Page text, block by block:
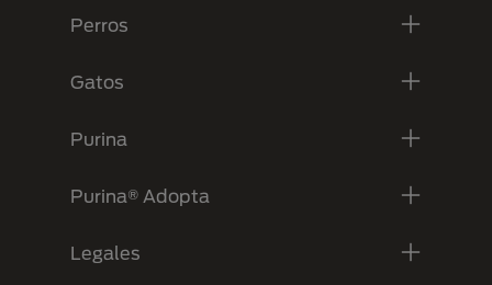
Perros
Gatos
Purina
Purina® Adopta
Legales